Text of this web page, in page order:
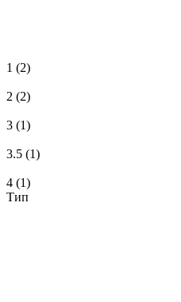
1 (2)
2 (2)
3 (1)
3.5 (1)
4 (1)
Тип